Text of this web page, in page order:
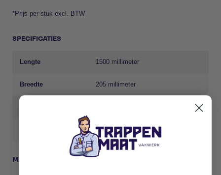
*Prijs per stuk excl. BTW
SPECIFICATIES
Lengte 1500 millimeter
Breedte 205 millimeter
HPL (High Pressure Laminate)
MATERIAAL